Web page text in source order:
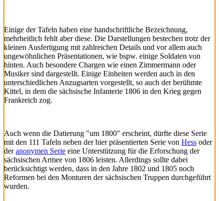
Einige der Tafeln haben eine handschriftliche Bezeichnung,
mehrheitlich fehlt aber diese. Die Darstellungen bestechen trotz der
kleinen Ausfertigung mit zahlreichen Details und vor allem auch
ungewöhnlichen Präsentationen, wie bspw. einige Soldaten von
hinten. Auch besondere Chargen wie einen Zimmermann oder
Musiker sind dargestellt. Einige Einheiten werden auch in den
unterschiedlichen Anzugsarten vorgestellt, so auch der berühmte
Kittel, in dem die sächsische Infanterie 1806 in den Krieg gegen
Frankreich zog.
Auch wenn die Datierung "um 1800" erscheint, dürfte diese Serie
mit den 111 Tafeln neben der hier präsentierten Serie von Hess oder
deranonymen Serie eine Unterstützung für die Erforschung der
sächsischen Armee von 1806 leisten. Allerdings sollte dabei
berücksichtigt werden, dass in den Jahre 1802 und 1805 noch
Reformen bei den Monturen der sächsischen Truppen durchgeführt
wurden.